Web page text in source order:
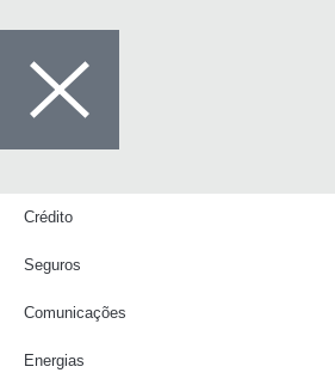
Crédito
Seguros
Comunicações
Energias